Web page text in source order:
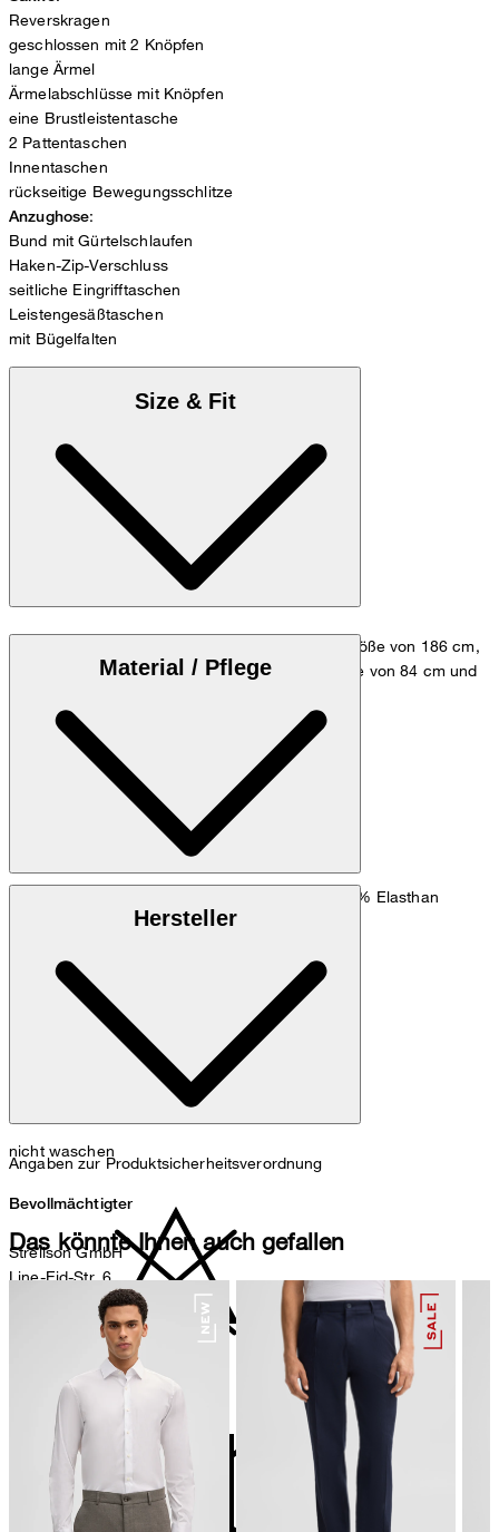
Reverskragen
geschlossen mit 2 Knöpfen
lange Ärmel
Ärmelabschlüsse mit Knöpfen
eine Brustleistentasche
2 Pattentaschen
Innentaschen
rückseitige Bewegungsschlitze
Anzughose:
Bund mit Gürtelschlaufen
Haken-Zip-Verschluss
seitliche Eingrifftaschen
Leistengesäßtaschen
mit Bügelfalten
Size & Fit
Das Model trägt die Größe 48 bei einer Körpergröße von 186 cm,
einem Brustumfang von 98 cm, einer Taillenweite von 84 cm und
Zum Anzug Guide
Material / Pflege
: Wollmix 54% Polyester, 44% Wolle, 2% Elasthan
51% Polyester, 49% Elastomultiester
nicht waschen
nicht bleichen
Hersteller
Angaben zur Produktsicherheitsverordnung
Bevollmächtigter
Strellson GmbH
Line-Eid-Str. 6
78467 Konstanz
Deutschland
contact@strellson.com
Produzent
Strellson AG
Sonnenwiesenstrasse 21
8280 Kreuzlingen
Schweiz
Das könnte Ihnen auch gefallen